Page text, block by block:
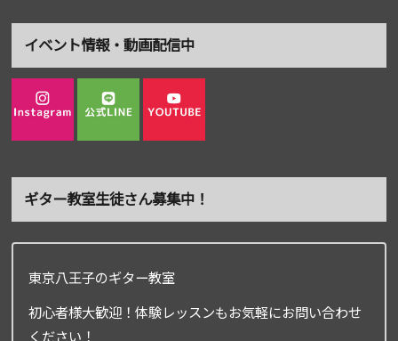
イベント情報・動画配信中
ギター教室生徒さん募集中！
東京八王子のギター教室
初心者様大歓迎！体験レッスンもお気軽にお問い合わせ
ください！